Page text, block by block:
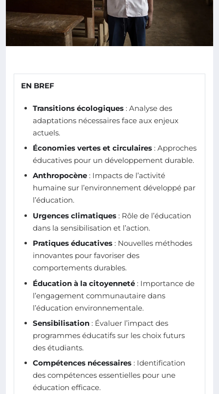
EN BREF
Transitions écologiques : Analyse des
adaptations nécessaires face aux enjeux
actuels.
Économies vertes et circulaires : Approches
éducatives pour un développement durable.
Anthropocène : Impacts de l’activité
humaine sur l’environnement développé par
l’éducation.
Urgences climatiques : Rôle de l’éducation
dans la sensibilisation et l’action.
Pratiques éducatives : Nouvelles méthodes
innovantes pour favoriser des
comportements durables.
Éducation à la citoyenneté : Importance de
l’engagement communautaire dans
l’éducation environnementale.
Sensibilisation : Évaluer l’impact des
programmes éducatifs sur les choix futurs
des étudiants.
Compétences nécessaires : Identification
des compétences essentielles pour une
éducation efficace.